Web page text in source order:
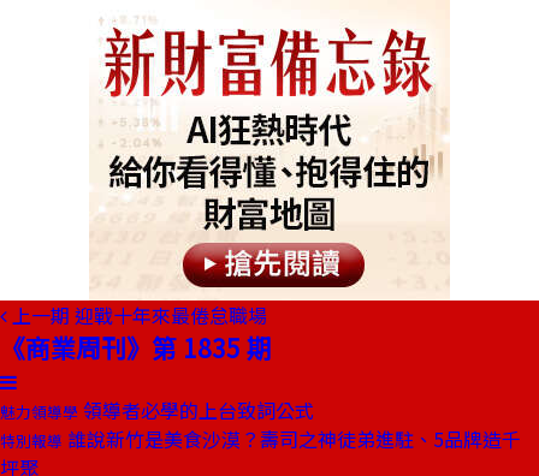
上一期 迎戰十年來最倦怠職場
《商業周刊》第 1835 期
魅力領導學 領導者必學的上台致詞公式
特別報導 誰說新竹是美食沙漠？壽司之神徒弟進駐、5品牌造千
坪聚